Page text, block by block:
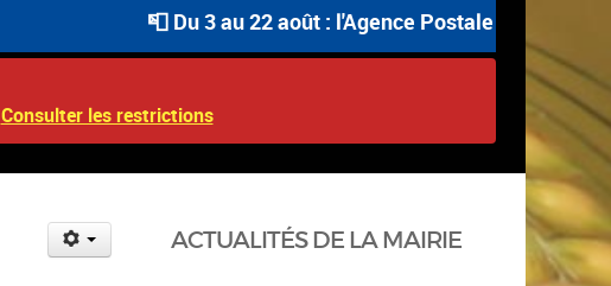
📮 Du 3 au 22 août : l'Agence Postale
Consulter les restrictions
ACTUALITÉS DE LA MAIRIE